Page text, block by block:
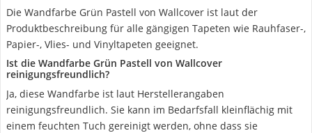
Die Wandfarbe Grün Pastell von Wallcover ist laut der
Produktbeschreibung für alle gängigen Tapeten wie Rauhfaser-,
Papier-, Vlies- und Vinyltapeten geeignet.
Ist die Wandfarbe Grün Pastell von Wallcover
reinigungsfreundlich?
Ja, diese Wandfarbe ist laut Herstellerangaben
reinigungsfreundlich. Sie kann im Bedarfsfall kleinflächig mit
einem feuchten Tuch gereinigt werden, ohne dass sie